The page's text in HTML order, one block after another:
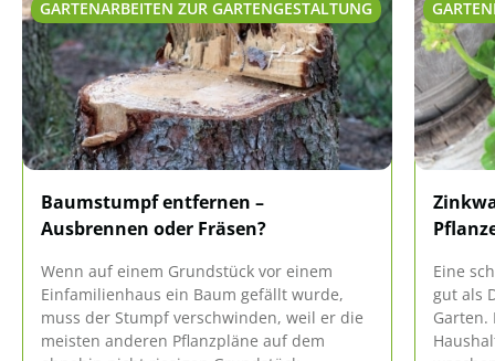
GARTENARBEITEN ZUR GARTENGESTALTUNG
Baumstumpf entfernen –
Ausbrennen oder Fräsen?
Wenn auf einem Grundstück vor einem
Einfamilienhaus ein Baum gefällt wurde,
muss der Stumpf verschwinden, weil er die
meisten anderen Pflanzpläne auf dem
Eine
gut als
Garten.